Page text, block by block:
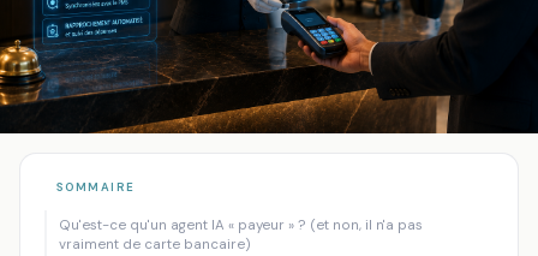
Accueil/ Blog/Vos agents IA ont leurs propres cartes bancaires :...
AUTOMATISATION PME IA AUTONOME
SOMMAIRE
Qu'est-ce qu'un agent IA « payeur » ? (et non, il n'a pas
vraiment de carte bancaire)